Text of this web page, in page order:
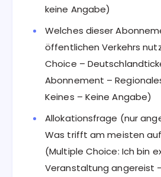
keine Angabe)
Welches dieser
öffentlichen Verkehrs
Choice –
Abonnement –
Keines – Keine Angabe)
Allokationsfrage (nur
Was trifft am meisten
(Multiple Choice: Ich bin
Veranstaltung angereist